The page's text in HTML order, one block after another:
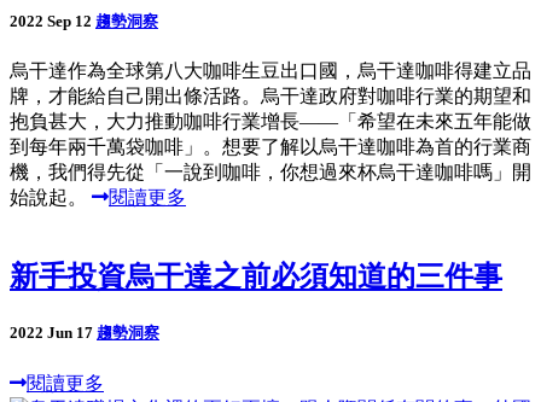
2022 Sep 12 趨勢洞察
烏干達作為全球第八大咖啡生豆出口國，烏干達咖啡得建立品
牌，才能給自己開出條活路。烏干達政府對咖啡行業的期望和
抱負甚大，大力推動咖啡行業增長——「希望在未來五年能做
到每年兩千萬袋咖啡」。想要了解以烏干達咖啡為首的行業商
機，我們得先從「一說到咖啡，你想過來杯烏干達咖啡嗎」開
始說起。
閱讀更多
新手投資烏干達之前必須知道的三件事
2022 Jun 17 趨勢洞察
閱讀更多